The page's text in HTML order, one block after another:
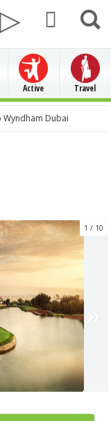
Active Travel
Dubai
1 10